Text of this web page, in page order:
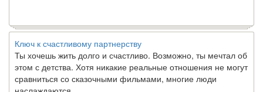
Ключ к счастливому партнерству
Ты хочешь жить долго и счастливо. Возможно, ты мечтал об
этом с детства. Хотя никакие реальные отношения не могут
сравниться со сказочными фильмами, многие люди
наслаждаются...